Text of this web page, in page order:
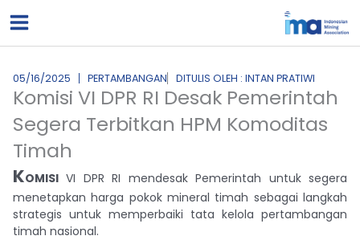
ke
05/16/2025 PERTAMBANGAN DITULIS OLEH : INTAN PRATIWI
Komisi VI DPR RI Desak Pemerintah
Segera Terbitkan HPM Komoditas
Timah
KOMISI VI DPR RI mendesak Pemerintah untuk segera
menetapkan harga pokokmineral timah sebagai langkah
strategis untuk memperbaiki tata kelola pertambangan
timah nasional.